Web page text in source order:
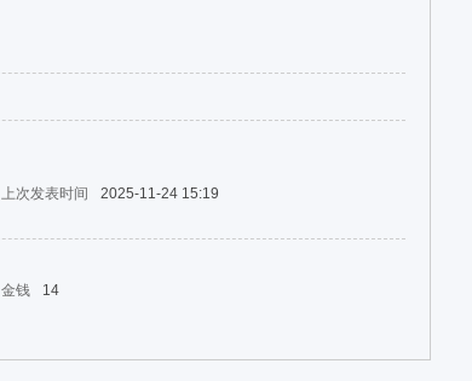
上次发表时间
2025-11-24 15:19
金钱
14